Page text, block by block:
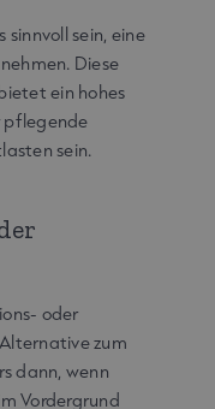
sein, eine
Diese
ein hohes
pflegende
sein.
oder
zum
dann, wenn
Vordergrund